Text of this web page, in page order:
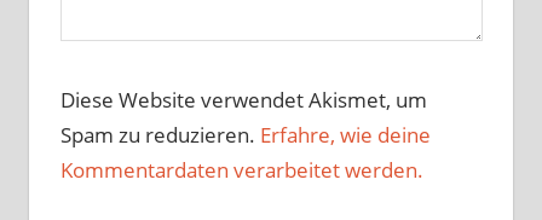
Diese Website verwendet Akismet, um
Spam zu reduzieren. Erfahre, wie deine
Kommentardaten verarbeitet werden.